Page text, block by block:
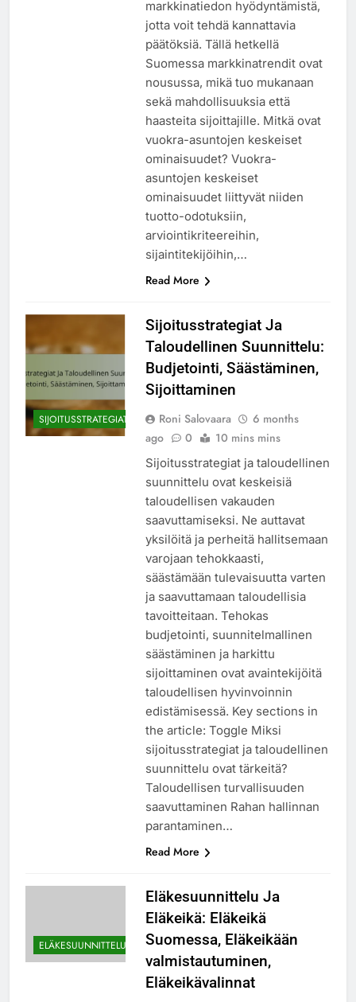
markkinatiedon hyödyntämistä,
jotta voit tehdä kannattavia
päätöksiä. Tällä hetkellä
Suomessa markkinatrendit ovat
nousussa, mikä tuo mukanaan
sekä mahdollisuuksia että
haasteita sijoittajille. Mitkä ovat
vuokra-asuntojen keskeiset
ominaisuudet? Vuokra-
asuntojen keskeiset
ominaisuudet liittyvät niiden
tuotto-odotuksiin,
arviointikriteereihin,
sijaintitekijöihin,…
Read More
SIJOITUSSTRATEGIAT
Sijoitusstrategiat Ja
Taloudellinen Suunnittelu:
Budjetointi, Säästäminen,
Sijoittaminen
Roni Salovaara
6 months
ago
0 10 mins mins
Sijoitusstrategiat ja taloudellinen
suunnittelu ovat keskeisiä
taloudellisen vakauden
saavuttamiseksi. Ne auttavat
yksilöitä ja perheitä hallitsemaan
varojaan tehokkaasti,
säästämään tulevaisuutta varten
ja saavuttamaan taloudellisia
tavoitteitaan. Tehokas
budjetointi, suunnitelmallinen
säästäminen ja harkittu
sijoittaminen ovat avaintekijöitä
taloudellisen hyvinvoinnin
edistämisessä. Key sections in
the article: Toggle Miksi
sijoitusstrategiat ja taloudellinen
suunnittelu ovat tärkeitä?
Taloudellisen turvallisuuden
saavuttaminen Rahan hallinnan
parantaminen…
Read More
ELÄKESUUNNITTELU
Eläkesuunnittelu Ja
Eläkeikä: Eläkeikä
Suomessa, Eläkeikään
valmistautuminen,
Eläkeikävalinnat